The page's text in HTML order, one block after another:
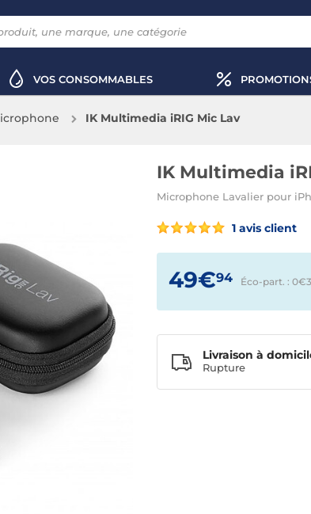
VOS CONSOMMABLES
IK Multimedia iRIG Mic Lav
IK Multimedia
Microphone Lavalier pour
1 avis client
49€94 Éco-part. : 0€
Livraison à
Rupture